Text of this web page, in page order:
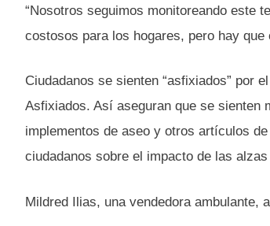
“Nosotros seguimos monitoreando este
costosos para los hogares, pero hay
Ciudadanos se sienten “asfixiados” por
Asfixiados. Así aseguran que se sienten
implementos de aseo y otros artículos
ciudadanos sobre el impacto de las
Mildred Ilias, una vendedora ambulante,